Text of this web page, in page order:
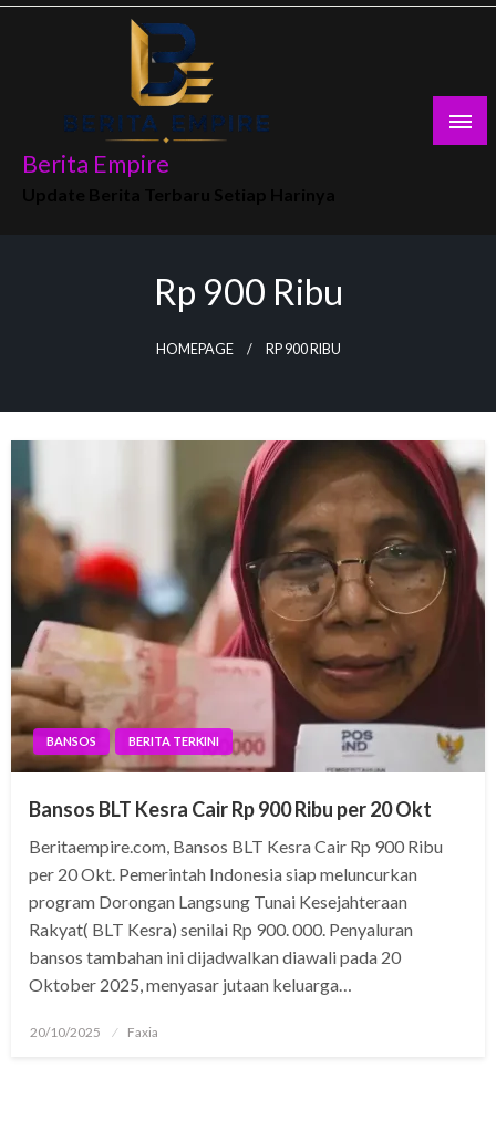
Skip
Berita Empire
Rp 900 Ribu
HOMEPAGE RP 900 RIBU
BANSOS BERITA TERKINI
Bansos BLT Kesra Cair Rp 900 Ribu per 20 Okt
Beritaempire.com, Bansos BLT Kesra Cair Rp 900 Ribu
per 20 Okt. Pemerintah Indonesia siap meluncurkan
program Dorongan Langsung Tunai Kesejahteraan
Rakyat( BLT Kesra) senilai Rp 900. 000. Penyaluran
bansos tambahan ini dijadwalkan diawali pada 20
Oktober 2025, menyasar jutaan keluarga…
Posted
20/10/2025 Faxia